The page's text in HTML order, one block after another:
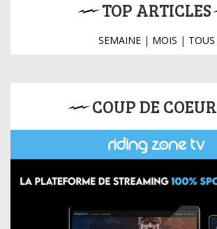
TOP ARTICLES
SEMAINE| MOIS | TOUS
COUP DE COEUR